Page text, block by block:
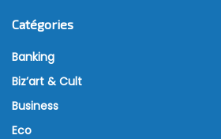
Catégories
Banking
Biz’art & Cult
Business
Eco